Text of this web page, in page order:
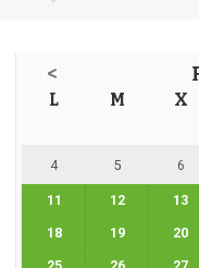
<
L M X
4 5 6
11 12 13
18 19 20